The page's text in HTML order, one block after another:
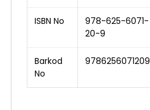
ISBN No
978-625-6071-
20-9
Barkod
No
9786256071209